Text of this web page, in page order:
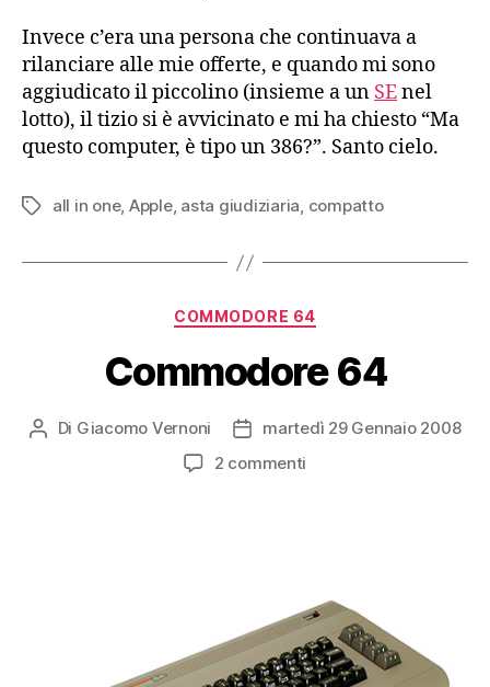
Invece c’era una persona che continuava a
rilanciare alle mie offerte, e quando mi sono
aggiudicato il piccolino (insieme a un SEnel
lotto), il tizio si è avvicinato e mi ha chiesto “Ma
questo computer, è tipo un 386?”. Santo cielo.
Tag all in one, Apple, asta giudiziaria, compatto
Categorie
COMMODORE 64
Commodore 64
Autore
Di Giacomo Vernoni
Data
dell'articolo
martedì 29 Gennaio 2008
2 commenti